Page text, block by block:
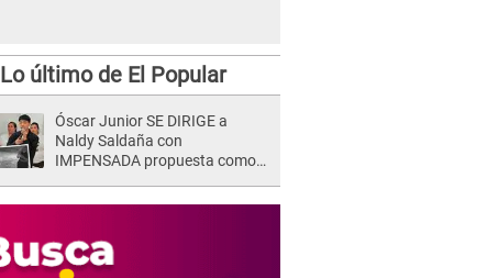
Lo último de El Popular
Óscar Junior SE DIRIGE a
Naldy Saldaña con
IMPENSADA propuesta como